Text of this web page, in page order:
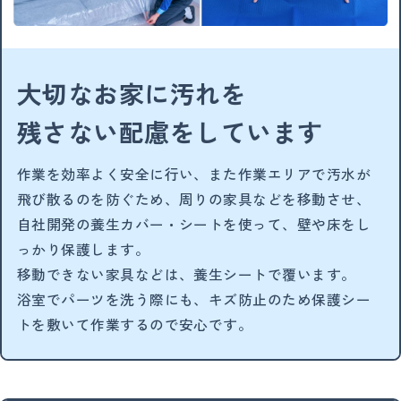
大切なお家に汚れを
残さない配慮をしています
作業を効率よく安全に行い、また作業エリアで汚水が
飛び散るのを防ぐため、周りの家具などを移動させ、
自社開発の養生カバー・シートを使って、壁や床をし
っかり保護します。
移動できない家具などは、養生シートで覆います。
浴室でパーツを洗う際にも、キズ防止のため保護シー
トを敷いて作業するので安心です。